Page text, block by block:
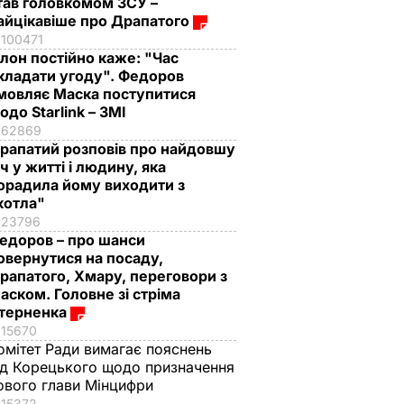
про Драпатого
100471
постійно каже: "Час
угоду". Федоров
Маска поступитися
Starlink – ЗМІ
62869
розповів про найдовшу
у житті і людину, яка
йому виходити з
23796
– про шанси
на посаду,
Хмару, переговори з
Головне зі стріма
15670
Ради вимагає пояснень
Корецького щодо призначення
глави Мінцифри